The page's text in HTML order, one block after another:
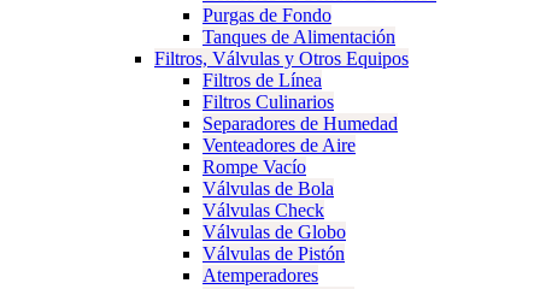
Purgas de Fondo
Tanques de Alimentación
Filtros, Válvulas y Otros Equipos
Filtros de Línea
Filtros Culinarios
Separadores de Humedad
Venteadores de Aire
Rompe Vacío
Válvulas de Bola
Válvulas Check
Válvulas de Globo
Válvulas de Pistón
Atemperadores